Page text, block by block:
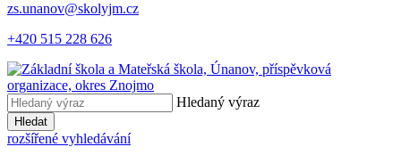
zs.unanov@skolyjm.cz
+420 515 228 626
Hledaný výraz
Hledat
rozšířené vyhledávání